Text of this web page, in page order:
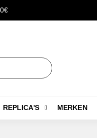
REPLICA'S MERKEN